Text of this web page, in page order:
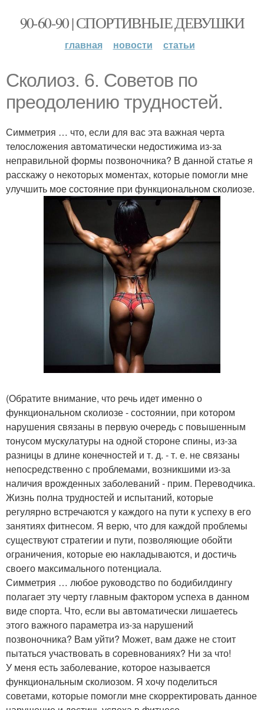
90-60-90 | СПОРТИВНЫЕ ДЕВУШКИ
главная новости статьи
Сколиоз. 6. Советов по
преодолению трудностей.
Симметрия … что, если для вас эта важная черта
телосложения автоматически недостижима из-за
неправильной формы позвоночника? В данной статье я
расскажу о некоторых моментах, которые помогли мне
улучшить мое состояние при функциональном сколиозе.
(Обратите внимание, что речь идет именно о
функциональном сколиозе - состоянии, при котором
нарушения связаны в первую очередь с повышенным
тонусом мускулатуры на одной стороне спины, из-за
разницы в длине конечностей и т. д. - т. е. не связаны
непосредственно с проблемами, возникшими из-за
наличия врожденных заболеваний - прим. Переводчика.
Жизнь полна трудностей и испытаний, которые
регулярно встречаются у каждого на пути к успеху в его
занятиях фитнесом. Я верю, что для каждой проблемы
существуют стратегии и пути, позволяющие обойти
ограничения, которые ею накладываются, и достичь
своего максимального потенциала.
Симметрия … любое руководство по бодибилдингу
полагает эту черту главным фактором успеха в данном
виде спорта. Что, если вы автоматически лишаетесь
этого важного параметра из-за нарушений
позвоночника? Вам уйти? Может, вам даже не стоит
пытаться участвовать в соревнованиях? Ни за что!
У меня есть заболевание, которое называется
функциональным сколиозом. Я хочу поделиться
советами, которые помогли мне скорректировать данное